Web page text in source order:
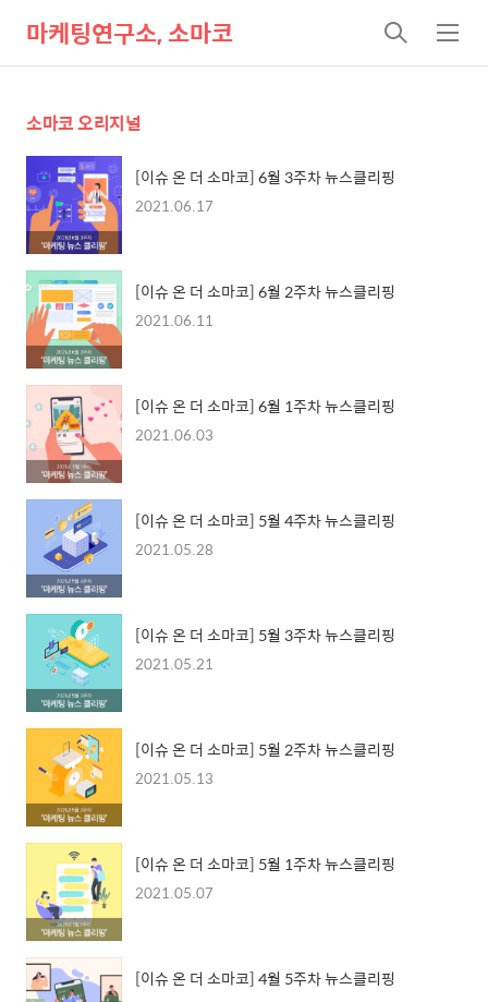
마케팅연구소, 소마코
검
색
메
뉴
소마코 오리지널
[이슈 온 더 소마코] 6월 3주차 뉴스클리핑
2021.06.17
[이슈 온 더 소마코] 6월 2주차 뉴스클리핑
2021.06.11
[이슈 온 더 소마코] 6월 1주차 뉴스클리핑
2021.06.03
[이슈 온 더 소마코] 5월 4주차 뉴스클리핑
2021.05.28
[이슈 온 더 소마코] 5월 3주차 뉴스클리핑
2021.05.21
[이슈 온 더 소마코] 5월 2주차 뉴스클리핑
2021.05.13
[이슈 온 더 소마코] 5월 1주차 뉴스클리핑
2021.05.07
[이슈 온 더 소마코] 4월 5주차 뉴스클리핑